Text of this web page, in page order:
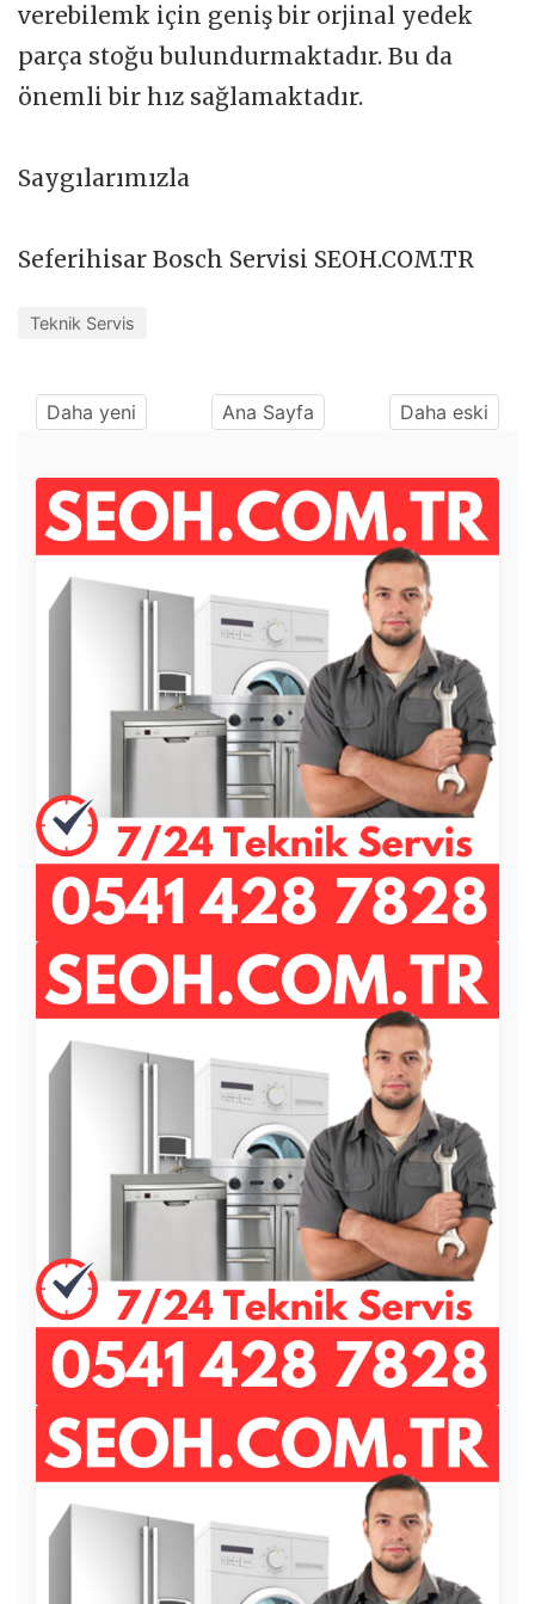
verebilemk için geniş bir orjinal yedek
parça stoğu bulundurmaktadır. Bu da
önemli bir hız sağlamaktadır.
Saygılarımızla
Seferihisar Bosch Servisi SEOH.COM.TR
Teknik Servis
Daha yeni Ana Sayfa Daha eski